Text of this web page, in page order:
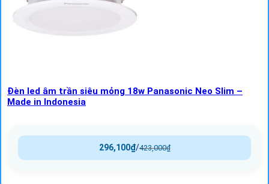
Đèn led âm trần siêu mỏng 18w Panasonic Neo Slim –
Made in Indonesia
423,000₫
/
296,100₫